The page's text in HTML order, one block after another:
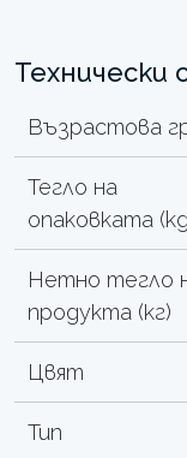
Технически
Възрастова
Тегло на
опаковката
Нетно тегло
продукта (кг)
Цвят
Тип